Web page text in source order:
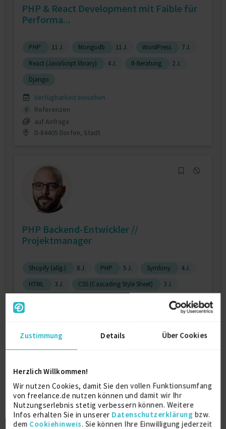
Zustimmung Details Über Cookies
Herzlich Willkommen!
Wir nutzen Cookies, damit Sie den vollen Funktionsumfang
von freelance.de nutzen können und damit wir Ihr
Nutzungserlebnis stetig verbessern können. Weitere
Infos erhalten Sie in unserer Datenschutzerklärung bzw.
dem Cookiehinweis. Sie können Ihre Einwilligung jederzeit
PHP & React Development mit Faible für
Performa...
PHP 11 J. Mongodb 11 J. WordPress
7 J.
React (JavaScript library)
4 J. It-Beratung
2 J.
Django
Verfügbarkeit einsehen
0
Referenzen
auf Anfrage
D-84405 Dorfen, Stadt
PHP Backend-Entwickler //
Projektmanager
Shopify (allg.) 8 J. PHP 5 J. Symfony
4 J.
HTML
3 J. CSS (Cascading Style Sheet) 3 J.
3
D-60327 Frankfurt am Main